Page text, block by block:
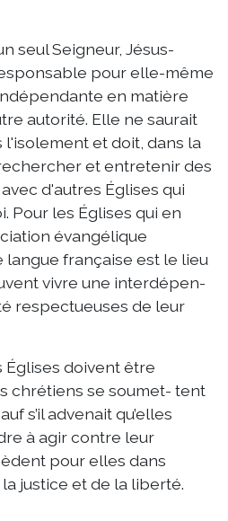
seul Seigneur, Jésus-
pour elle-même
en matière
autorité. Elle ne saurait
et doit, dans la
et entretenir des
d'autres Églises qui
Pour les Églises qui en
évangélique
langue française est le lieu
vivre une interdépen-
respectueuses de leur
Églises doivent être
chrétiens se soumet- tent
s’il advenait qu’elles
à agir contre leur
pour elles dans
justice et de la liberté.